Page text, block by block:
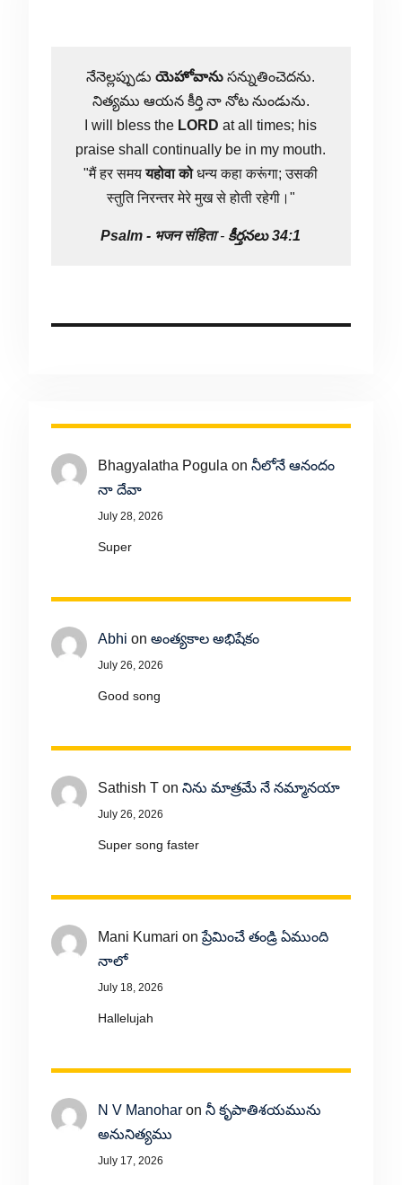
నేనెల్లప్పుడుయెహోవాను సన్నుతించెదను.
నిత్యము ఆయన కీర్తి నా నోట నుండును.
I will bless the LORD at all times; his
praise shall continually be in my mouth.
"मैं हर समययहोवा कोधन्य कहा करूंगा; उसकी
स्तुति निरन्तर मेरे मुख से होती रहेगी।"
Psalm - भजन संहिता- కీర్తనలు 34:1
Bhagyalatha Pogula on నీలోనే ఆనందం
నా దేవా
July 28, 2026
Super
Abhi on అంత్యకాల అభిషేకం
July 26, 2026
Good song
Sathish Ton నిను మాత్రమే నే నమ్మానయా
July 26, 2026
Super song faster
Mani Kumari onప్రేమించే తండ్రి ఏముంది
నాలో
July 18, 2026
Hallelujah
N V Manoharon నీ కృపాతిశయమును
అనునిత్యము
July 17, 2026